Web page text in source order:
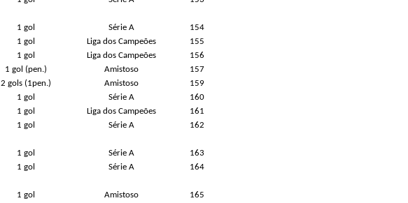
1 gol
1 gol
1 gol
1 gol (pen.)
2 gols (1pen.)
1 gol
1 gol
1 gol
1 gol
1 gol
1 gol
Série A
Liga dos Campeões
Liga dos Campeões
Amistoso
Amistoso
Série A
Liga dos Campeões
Série A
Série A
Série A
Amistoso
154
155
156
157
159
160
161
162
163
164
165